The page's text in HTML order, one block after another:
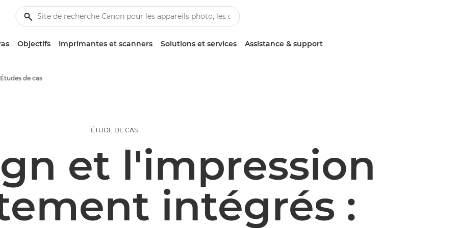
Objectifs Imprimantes et scanners Solutions et services Assistance & support
Études de cas
ÉTUDE DE CAS
et l'impression
intégrés :